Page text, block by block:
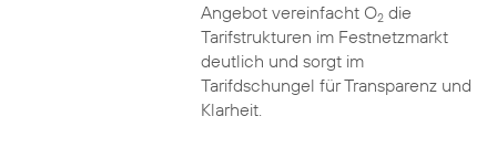
Angebot vereinfacht O2die
Tarifstrukturen im Festnetzmarkt
deutlich und sorgt im
Tarifdschungel für Transparenz und
Klarheit.